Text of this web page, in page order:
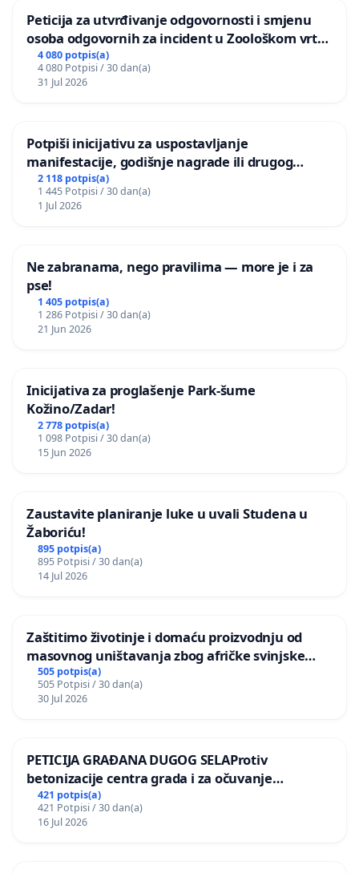
Peticija za utvrđivanje odgovornosti i smjenu
osoba odgovornih za incident u Zoološkom vrtu
Grada Zagreba
4 080 potpis(a)
4 080 Potpisi / 30 dan(a)
31 Jul 2026
Potpiši inicijativu za uspostavljanje
manifestacije, godišnje nagrade ili drugog
javnog događaja „Edin Avdić“ u Sarajevu
2 118 potpis(a)
1 445 Potpisi / 30 dan(a)
1 Jul 2026
Ne zabranama, nego pravilima — more je i za
pse!
1 405 potpis(a)
1 286 Potpisi / 30 dan(a)
21 Jun 2026
Inicijativa za proglašenje Park-šume
Kožino/Zadar!
2 778 potpis(a)
1 098 Potpisi / 30 dan(a)
15 Jun 2026
Zaustavite planiranje luke u uvali Studena u
Žaboriću!
895 potpis(a)
895 Potpisi / 30 dan(a)
14 Jul 2026
Zaštitimo životinje i domaću proizvodnju od
masovnog uništavanja zbog afričke svinjske
kuge
505 potpis(a)
505 Potpisi / 30 dan(a)
30 Jul 2026
PETICIJA GRAĐANA DUGOG SELAProtiv
betonizacije centra grada i za očuvanje
postojećih zelenih površina i odraslih stabala pri
donošenju izmjena urbanističkog plana
421 potpis(a)
421 Potpisi / 30 dan(a)
16 Jul 2026